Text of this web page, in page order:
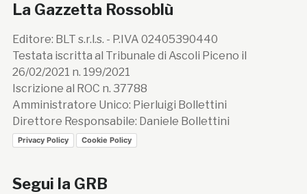
La Gazzetta Rossoblù
Editore: BLT s.r.l.s. - P.IVA 02405390440
Testata iscritta al Tribunale di Ascoli Piceno il
26/02/2021 n. 199/2021
Iscrizione al ROC n. 37788
Amministratore Unico: Pierluigi Bollettini
Direttore Responsabile: Daniele Bollettini
Privacy Policy Cookie Policy
Segui la GRB